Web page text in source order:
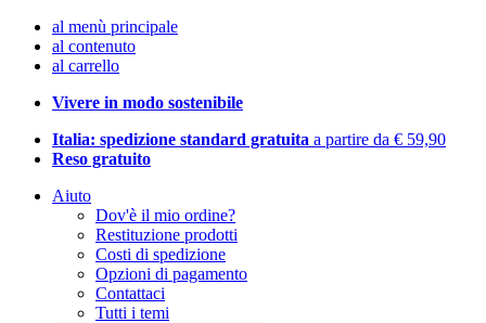
al menù principale
al contenuto
al carrello
Vivere in modo sostenibile
Italia: spedizione standard gratuita a partire da € 59,90
Reso gratuito
Aiuto
Dov'è il mio ordine?
Restituzione prodotti
Costi di spedizione
Opzioni di pagamento
Contattaci
Tutti i temi